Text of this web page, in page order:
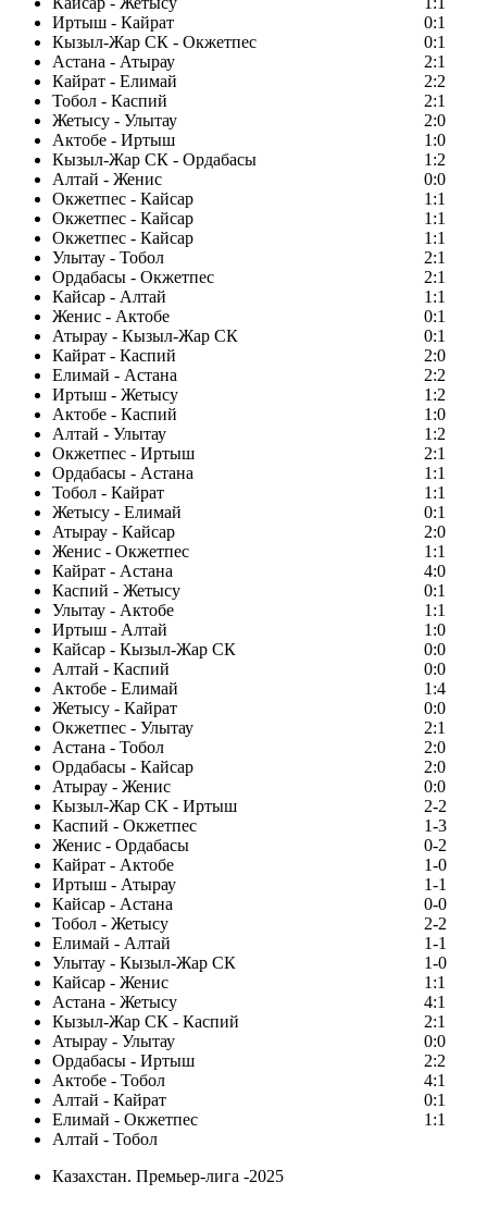
Иртыш - Кайрат
0:1
Кызыл-Жар СК - Окжетпес
0:1
Астана - Атырау
2:1
Кайрат - Елимай
2:2
Тобол - Каспий
2:1
Жетысу - Улытау
2:0
Актобе - Иртыш
1:0
Кызыл-Жар СК - Ордабасы
1:2
Алтай - Женис
0:0
Окжетпес - Кайсар
1:1
Окжетпес - Кайсар
1:1
Окжетпес - Кайсар
1:1
Улытау - Тобол
2:1
Ордабасы - Окжетпес
2:1
Кайсар - Алтай
1:1
Женис - Актобе
0:1
Атырау - Кызыл-Жар СК
0:1
Кайрат - Каспий
2:0
Елимай - Астана
2:2
Иртыш - Жетысу
1:2
Актобе - Каспий
1:0
Алтай - Улытау
1:2
Окжетпес - Иртыш
2:1
Ордабасы - Астана
1:1
Тобол - Кайрат
1:1
Жетысу - Елимай
0:1
Атырау - Кайсар
2:0
Женис - Окжетпес
1:1
Кайрат - Астана
4:0
Каспий - Жетысу
0:1
Улытау - Актобе
1:1
Иртыш - Алтай
1:0
Кайсар - Кызыл-Жар СК
0:0
Алтай - Каспий
0:0
Актобе - Елимай
1:4
Жетысу - Кайрат
0:0
Окжетпес - Улытау
2:1
Астана - Тобол
2:0
Ордабасы - Кайсар
2:0
Атырау - Женис
0:0
Кызыл-Жар СК - Иртыш
2-2
Каспий - Окжетпес
1-3
Женис - Ордабасы
0-2
Кайрат - Актобе
1-0
Иртыш - Атырау
1-1
Кайсар - Астана
0-0
Тобол - Жетысу
2-2
Елимай - Алтай
1-1
Улытау - Кызыл-Жар СК
1-0
Кайсар - Женис
1:1
Астана - Жетысу
4:1
Кызыл-Жар СК - Каспий
2:1
Атырау - Улытау
0:0
Ордабасы - Иртыш
2:2
Актобе - Тобол
4:1
Алтай - Кайрат
0:1
Елимай - Окжетпес
1:1
Алтай - Тобол
Казахстан. Премьер-лига -2025